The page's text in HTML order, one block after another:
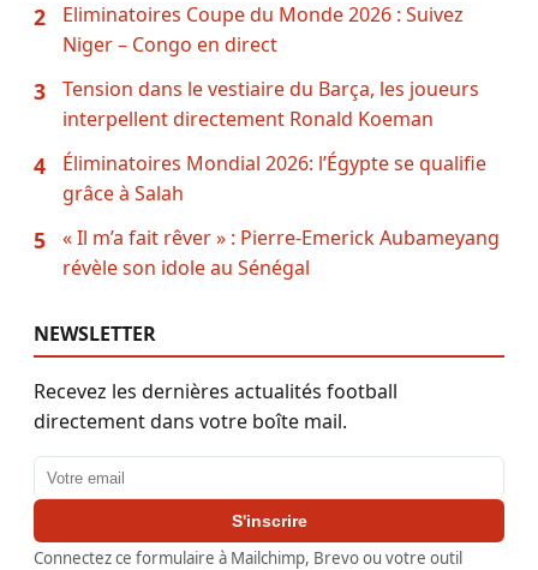
2
Eliminatoires Coupe du Monde 2026 : Suivez
Niger – Congo en direct
3
Tension dans le vestiaire du Barça, les joueurs
interpellent directement Ronald Koeman
4
Éliminatoires Mondial 2026: l’Égypte se qualifie
grâce à Salah
5
« Il m’a fait rêver » : Pierre-Emerick Aubameyang
révèle son idole au Sénégal
NEWSLETTER
Recevez les dernières actualités football
directement dans votre boîte mail.
Adresse email
S'inscrire
Connectez ce formulaire à Mailchimp, Brevo ou votre outil